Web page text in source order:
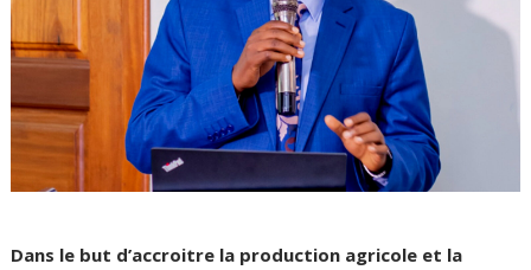
Dans le but d’accroitre la production agricole et la